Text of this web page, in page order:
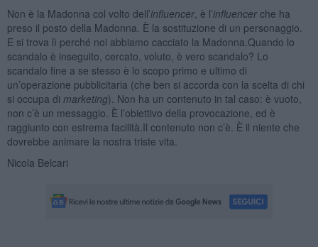
Non è la Madonna col volto dell’influencer, è l’influencerche ha
preso il posto della Madonna. È la sostituzione di un personaggio.
E si trova lì perché noi abbiamo cacciato la Madonna.Quando lo
scandalo è inseguito, cercato, voluto, è vero scandalo? Lo
scandalo fine a se stesso è lo scopo primo e ultimo di
un’operazione pubblicitaria (che ben si accorda con la scelta di chi
si occupa di marketing). Non ha un contenuto in tal caso: è vuoto,
non c’è un messaggio. È l’obiettivo della provocazione, ed è
raggiunto con estrema facilità.Il contenuto non c’è. È il niente che
dovrebbe animare la nostra triste vita.
Nicola Belcari